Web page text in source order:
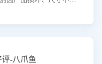
的显著提升。
-八爪鱼